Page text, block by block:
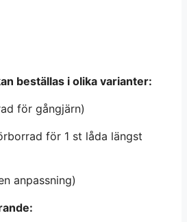
beställas i olika varianter:
för gångjärn)
för 1 st låda längst
anpassning)